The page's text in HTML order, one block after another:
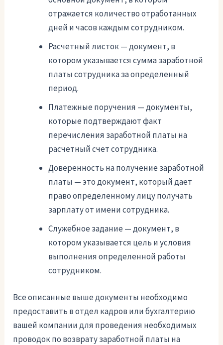
отражается количество отработанных
дней и часов каждым сотрудником.
Расчетный листок — документ, в
котором указывается сумма заработной
платы сотрудника за определенный
период.
Платежные поручения — документы,
которые подтверждают факт
перечисления заработной платы на
расчетный счет сотрудника.
Доверенность на получение заработной
платы — это документ, который дает
право определенному лицу получать
зарплату от имени сотрудника.
Служебное задание — документ, в
котором указывается цель и условия
выполнения определенной работы
сотрудником.
Все описанные выше документы необходимо
предоставить в отдел кадров или бухгалтерию
вашей компании для проведения необходимых
проводок по возврату заработной платы на